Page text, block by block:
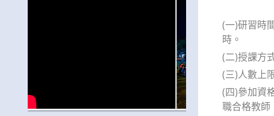
(一)研習時
時。
(二)授課方
(三)人數上
(四)參加資
職合格教師